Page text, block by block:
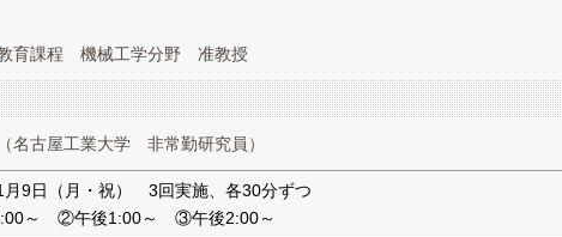
育課程 機械工学分野 准教授
古屋工業大学 非常勤研究員）
月9日（月・祝） 3回実施、各30分ずつ
～ ②午後1:00～ ③午後2:00～